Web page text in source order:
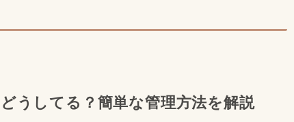
うしてる？簡単な管理方法を解説